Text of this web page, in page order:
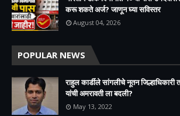
करू शकते अर्ज? जाणून घ्या सविस्तर
August 04, 2026
POPULAR NEWS
राहुल कार्डीले सांगलीचे नूतन जिल्हाधिकारी
यांची अमरावती ला बदली?
May 13, 2022